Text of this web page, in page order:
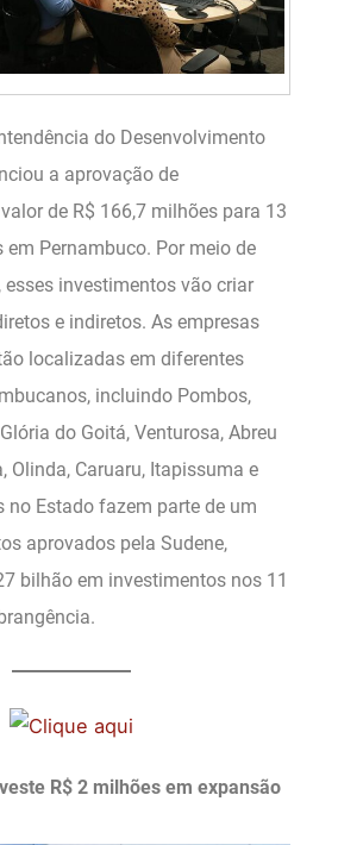
do Desenvolvimento
a aprovação de
de R$ 166,7 milhões para 13
em Pernambuco. Por meio de
investimentos vão criar
e indiretos. As empresas
localizadas em diferentes
incluindo Pombos,
do Goitá, Venturosa, Abreu
Olinda, Caruaru, Itapissuma e
no Estado fazem parte de um
aprovados pela Sudene,
bilhão em investimentos nos 11
R$ 2 milhões em expansão